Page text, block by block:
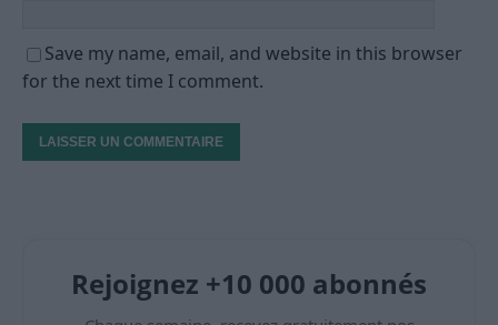
Save my name, email, and website in this browser
for the next time I comment.
Rejoignez +10 000 abonnés